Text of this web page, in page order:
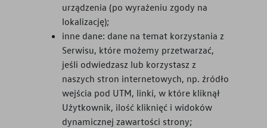
urządzenia (po wyrażeniu zgody na
lokalizację);
inne dane: dane na temat korzystania z
Serwisu, które możemy przetwarzać,
jeśli odwiedzasz lub korzystasz z
naszych stron internetowych, np. źródło
wejścia pod UTM, linki, w które kliknął
Użytkownik, ilość kliknięć i widoków
dynamicznej zawartości strony;